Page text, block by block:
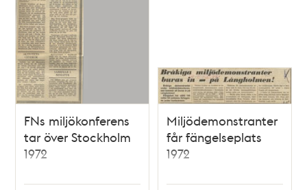
FNs miljökonferens
tar över Stockholm
1972
Miljödemonstranter
får fängelseplats
1972